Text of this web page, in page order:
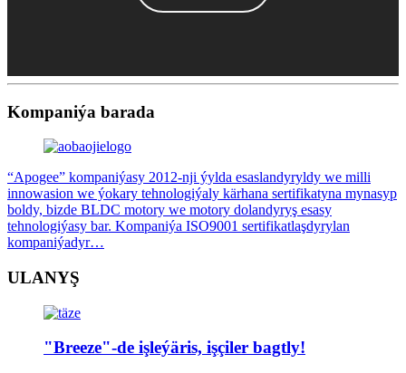
Kompaniýa barada
“Apogee” kompaniýasy 2012-nji ýylda esaslandyryldy we milli
innowasion we ýokary tehnologiýaly kärhana sertifikatyna mynasyp
boldy, bizde BLDC motory we motory dolandyryş esasy
tehnologiýasy bar. Kompaniýa ISO9001 sertifikatlaşdyrylan
kompaniýadyr…
ULANYŞ
"Breeze"-de işleýäris, işçiler bagtly!